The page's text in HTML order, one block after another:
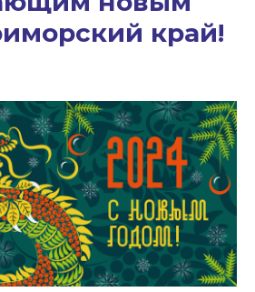
край!